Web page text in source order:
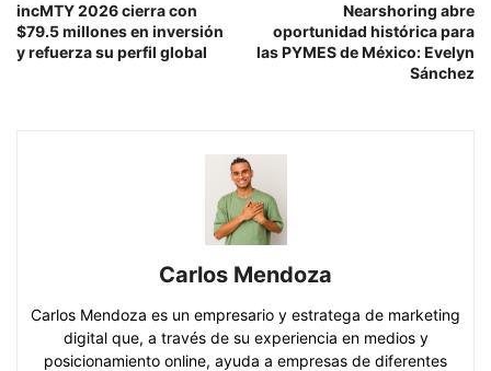
incMTY 2026 cierra con
$79.5 millones en inversión
y refuerza su perfil global
Nearshoring abre
oportunidad histórica para
las PYMES de México: Evelyn
Sánchez
Carlos Mendoza
Carlos Mendoza es un empresario y estratega de marketing
digital que, a través de su experiencia en medios y
posicionamiento online, ayuda a empresas de diferentes